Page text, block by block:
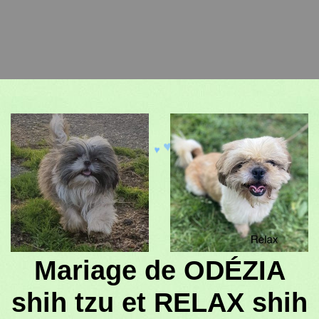
♥
♥
♥
♥
♥
♥
Mariage de ODÉZIA
shih tzu et RELAX shih